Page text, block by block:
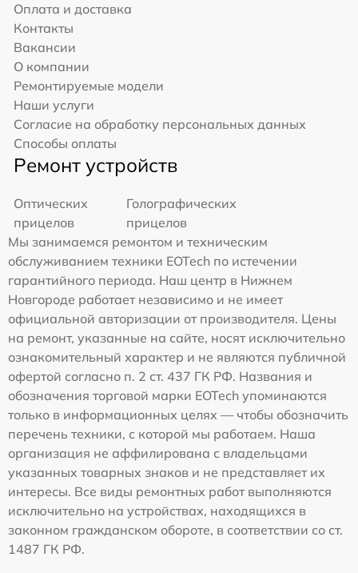
Оплата и доставка
Контакты
Вакансии
О компании
Ремонтируемые модели
Наши услуги
Согласие на обработку персональных данных
Способы оплаты
Ремонт устройств
Оптических
прицелов
Голографических
прицелов
Мы занимаемся ремонтом и техническим
обслуживанием техники EOTech по истечении
гарантийного периода. Наш центр в Нижнем
Новгороде работает независимо и не имеет
официальной авторизации от производителя. Цены
на ремонт, указанные на сайте, носят исключительно
ознакомительный характер и не являются публичной
офертой согласно п. 2 ст. 437 ГК РФ. Названия и
обозначения торговой марки EOTech упоминаются
только в информационных целях — чтобы обозначить
перечень техники, с которой мы работаем. Наша
организация не аффилирована с владельцами
указанных товарных знаков и не представляет их
интересы. Все виды ремонтных работ выполняются
исключительно на устройствах, находящихся в
законном гражданском обороте, в соответствии со ст.
1487 ГК РФ.